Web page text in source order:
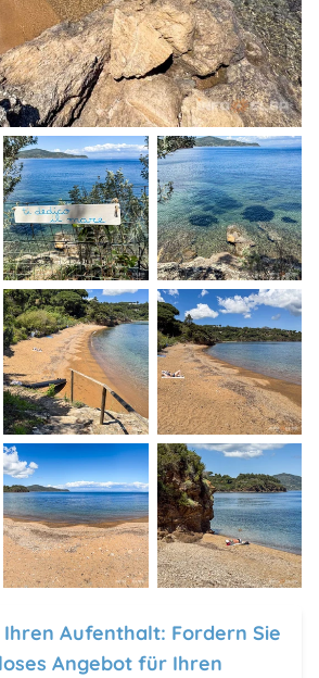
Ihren Aufenthalt: Fordern Sie
Angebot für Ihren